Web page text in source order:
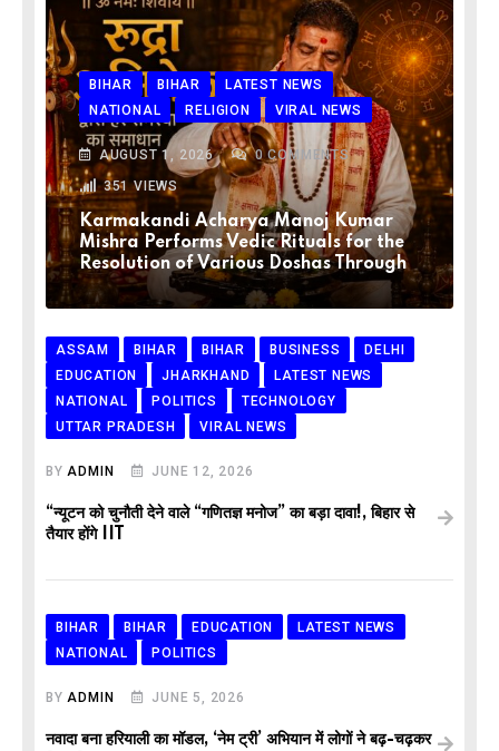
BIHAR BIHAR
LATEST NEWS
NATIONAL
RELIGION VIRAL NEWS
AUGUST 1, 2026 0COMMENTS
351VIEWS
Karmakandi Acharya Manoj Kumar
Mishra Performs Vedic Rituals for the
Resolution of Various Doshas Through
ASSAM BIHAR BIHAR BUSINESS
DELHI
EDUCATION
JHARKHAND
LATEST NEWS
NATIONAL
POLITICS
TECHNOLOGY
UTTAR PRADESH
VIRAL NEWS
BYADMIN JUNE 12, 2026
“न्यूटन को चुनौती देने वाले “गणितज्ञ मनोज” का बड़ा दावा!, बिहार से
तैयार होंगे IIT
BIHAR BIHAR EDUCATION
LATEST NEWS
NATIONAL
POLITICS
BYADMIN JUNE 5, 2026
नवादा बना हरियाली का मॉडल, ‘नेम ट्री’ अभियान में लोगों ने बढ़-चढ़कर